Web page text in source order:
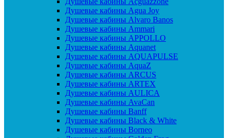
Душевые кабины Agua Joy
Душевые кабины Alvaro Banos
Душевые кабины Ammari
Душевые кабины APPOLLO
Душевые кабины Aquanet
Душевые кабины AQUAPULSE
Душевые кабины AquaZ
Душевые кабины ARCUS
Душевые кабины ARTEX
Душевые кабины AULICA
Душевые кабины AvaCan
Душевые кабины Banff
Душевые кабины Black & White
Душевые кабины Borneo